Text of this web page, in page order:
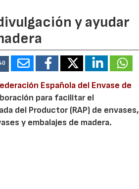
y ayudar
Española del Envase de
para facilitar el
del Productor (RAP) de envases,
y embalajes de madera.